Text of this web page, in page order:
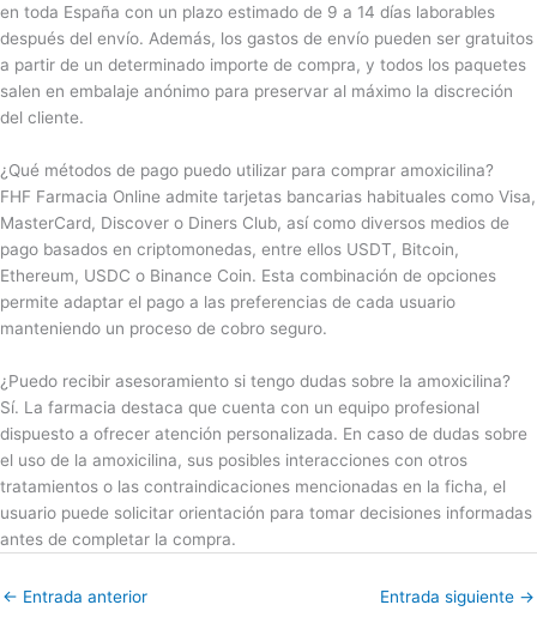
en toda España con un plazo estimado de 9 a 14 días laborables
después del envío. Además, los gastos de envío pueden ser gratuitos
a partir de un determinado importe de compra, y todos los paquetes
salen en embalaje anónimo para preservar al máximo la discreción
del cliente.
¿Qué métodos de pago puedo utilizar para comprar amoxicilina?
FHF Farmacia Online admite tarjetas bancarias habituales como Visa,
MasterCard, Discover o Diners Club, así como diversos medios de
pago basados en criptomonedas, entre ellos USDT, Bitcoin,
Ethereum, USDC o Binance Coin. Esta combinación de opciones
permite adaptar el pago a las preferencias de cada usuario
manteniendo un proceso de cobro seguro.
¿Puedo recibir asesoramiento si tengo dudas sobre la amoxicilina?
Sí. La farmacia destaca que cuenta con un equipo profesional
dispuesto a ofrecer atención personalizada. En caso de dudas sobre
el uso de la amoxicilina, sus posibles interacciones con otros
tratamientos o las contraindicaciones mencionadas en la ficha, el
usuario puede solicitar orientación para tomar decisiones informadas
antes de completar la compra.
← Entrada anterior Entrada siguiente →